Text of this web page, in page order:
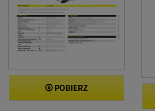
POBIERZ